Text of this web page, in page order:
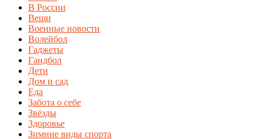
В России
Вещи
Военные новости
Волейбол
Гаджеты
Гандбол
Дети
Дом и сад
Еда
Забота о себе
Звёзды
Здоровье
Зимние виды спорта